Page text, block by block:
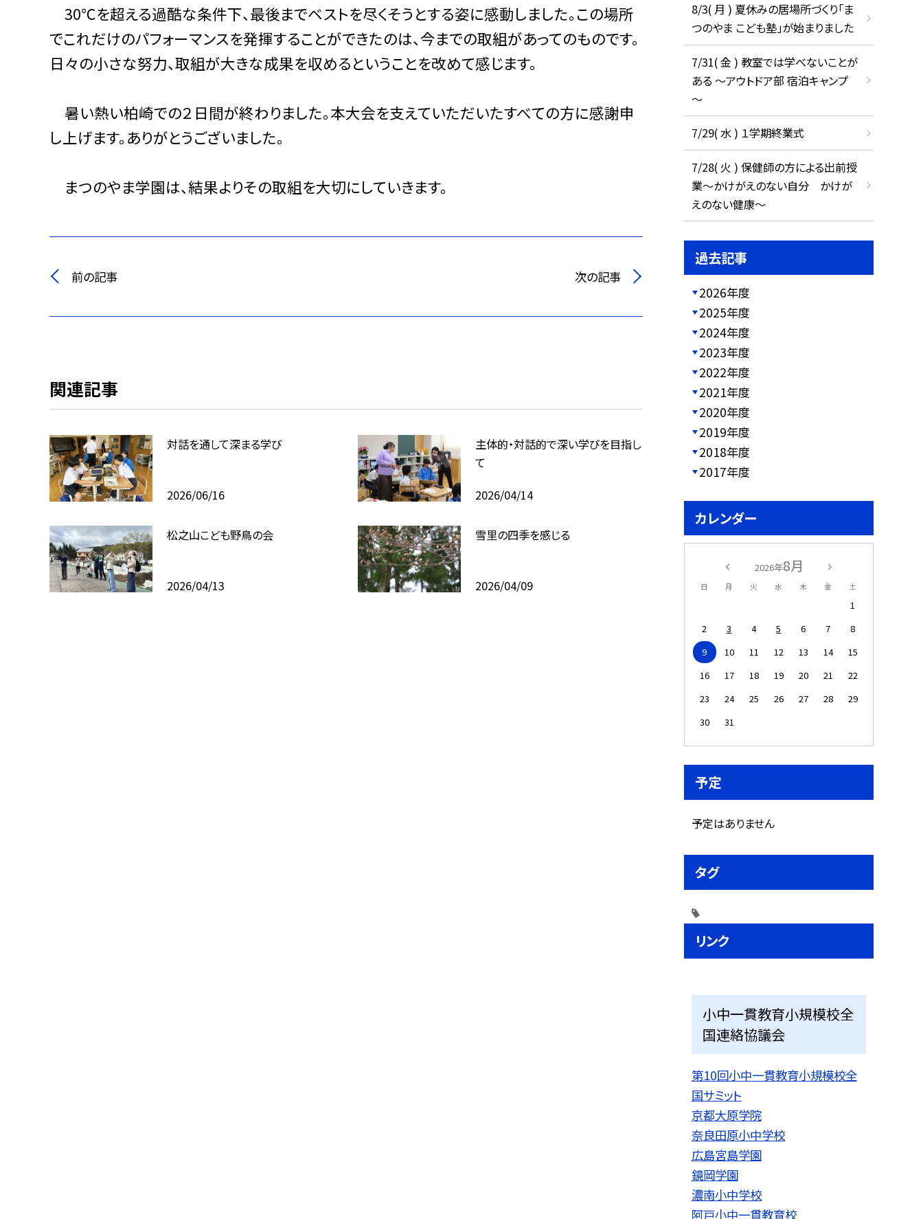
30℃を超える過酷な条件下、最後までベストを尽くそうとする姿に感動しました。この場所
でこれだけのパフォーマンスを発揮することができたのは、今までの取組があってのものです。
日々の小さな努力、取組が大きな成果を収めるということを改めて感じます。
暑い熱い柏崎での２日間が終わりました。本大会を支えていただいたすべての方に感謝申
し上げます。ありがとうございました。
まつのやま学園は、結果よりその取組を大切にしていきます。
前の記事 次の記事
関連記事
対話を通して深まる学び
2026/06/16
主体的・対話的で深い学びを目指し
て
2026/04/14
松之山こども野鳥の会
2026/04/13
雪里の四季を感じる
2026/04/09
8/3( 月 ) 夏休みの居場所づくり「ま
つのやま こども塾」が始まりました
7/31( 金 ) 教室では学べないことが
ある ～アウトドア部 宿泊キャンプ
～
7/29( 水 ) １学期終業式
7/28( 火 ) 保健師の方による出前授
業～かけがえのない自分 かけが
えのない健康～
過去記事
2026年度
2025年度
2024年度
2023年度
2022年度
2021年度
2020年度
2019年度
2018年度
2017年度
カレンダー
2026年8月
日 月 火 水 木 金 土
1
2
3 4 5 6 7
8
9
10 11 12 13 14
15
16
17 18 19 20 21
22
23
24 25 26 27 28
29
30
31
予定
予定はありません
タグ
リンク
小中一貫教育小規模校全
国連絡協議会
第10回小中一貫教育小規模校全
国サミット
京都大原学院
奈良田原小中学校
広島宮島学園
鏡岡学園
濃南小中学校
阿戸小中一貫教育校